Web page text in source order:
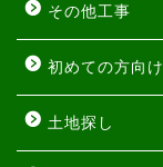
その他工事
初めての方向け
土地探し